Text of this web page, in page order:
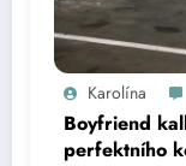
Karolína
Boyfriend
perfektního